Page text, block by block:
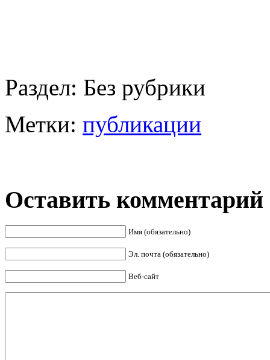
Раздел: Без рубрики
Метки: публикации
Оставить комментарий
Имя (обязательно)
Эл. почта (обязательно)
Веб-сайт